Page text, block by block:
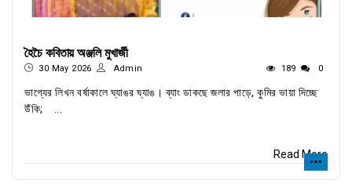
হৈচৈ কবিতায় অঞ্জলি মুখার্জী
30 May 2026 Admin 189 0
ভাগ্যের লিখন বর্ষাকালে ঘ্যাঙর ঘ্যাঙ। ব্যাং ডাকছে জলার পাড়ে, কুমির ভায়া দিচ্ছে
উঁকি; ...
Read More